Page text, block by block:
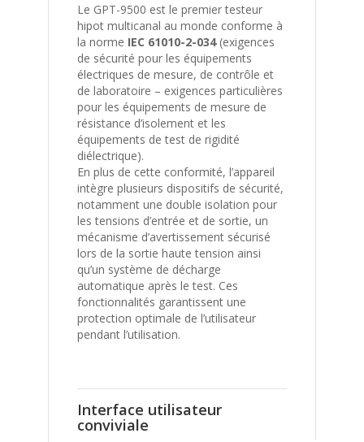
Le GPT-9500 est le premier testeur
hipot multicanal au monde conforme à
la norme IEC 61010-2-034(exigences
de sécurité pour les équipements
électriques de mesure, de contrôle et
de laboratoire – exigences particulières
pour les équipements de mesure de
résistance d’isolement et les
équipements de test de rigidité
diélectrique).
En plus de cette conformité, l’appareil
intègre plusieurs dispositifs de sécurité,
notamment une double isolation pour
les tensions d’entrée et de sortie, un
mécanisme d’avertissement sécurisé
lors de la sortie haute tension ainsi
qu’un système de décharge
automatique après le test. Ces
fonctionnalités garantissent une
protection optimale de l’utilisateur
pendant l’utilisation.
Interface utilisateur
conviviale